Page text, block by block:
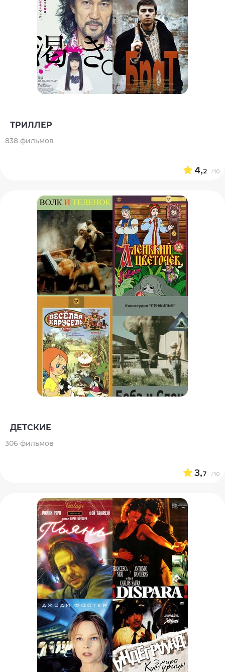
ТРИЛЛЕР
838 фильмов
4,2 /10
ДЕТСКИЕ
306 фильмов
3,7 /10